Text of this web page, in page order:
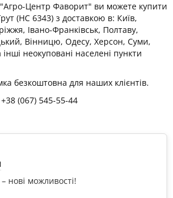
"Агро-Центр Фаворит" ви можете купити
(НС 6343) з доставкою в: Київ,
Івано-Франківськ, Полтаву,
Вінницю, Одесу, Херсон, Суми,
інші неокуповані населені пункти
безкоштовна для наших клієнтів.
(067) 545-55-44
нові можливості!